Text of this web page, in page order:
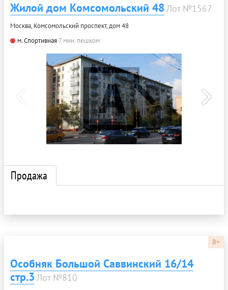
Жилой дом Комсомольский 48Лот №1567
Москва, Комсомольский проспект, дом 48
м. Спортивная 7 мин. пешком
Продажа
B+
Особняк Большой Саввинский 16/14
стр.3 Лот №810